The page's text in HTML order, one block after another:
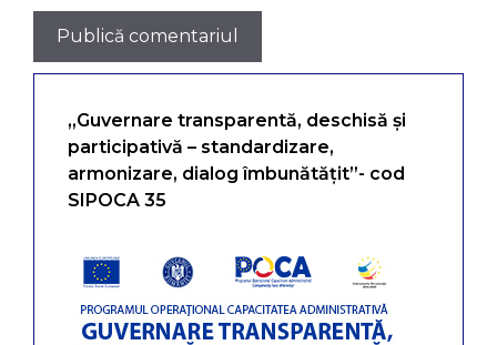
„Guvernare transparentă, deschisă și
participativă – standardizare,
armonizare, dialog îmbunătățit”- cod
SIPOCA 35